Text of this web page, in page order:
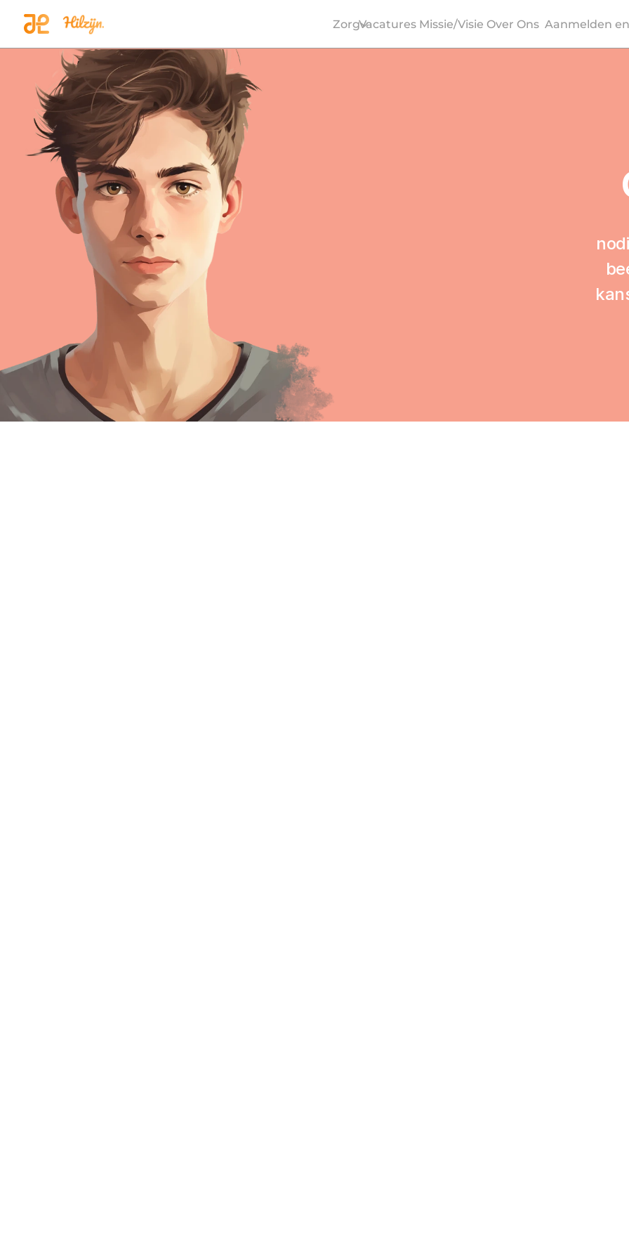
ZorgVacatures Missie/Visie Over Ons Aanmelden